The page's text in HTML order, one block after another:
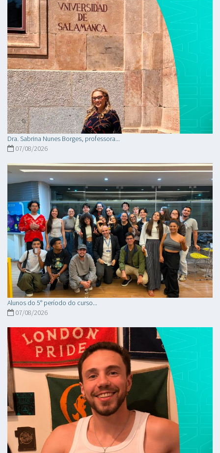
Dra. Sabrina Nunes Borges, professora...
07/08/2026
Alunos do 5° período do curso...
07/08/2026